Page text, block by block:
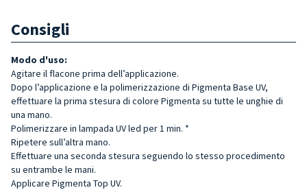
Consigli
Modo d'uso:
Agitare il flacone prima dell’applicazione.
Dopo l’applicazione e la polimerizzazione di Pigmenta Base UV,
effettuare la prima stesura di colore Pigmenta su tutte le unghie di
una mano.
Polimerizzare in lampada UV led per 1 min. *
Ripetere sull’altra mano.
Effettuare una seconda stesura seguendo lo stesso procedimento
su entrambe le mani.
Applicare Pigmenta Top UV.